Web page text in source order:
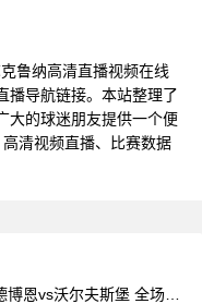
鲁纳高清直播视频在线
播导航链接。本站整理了
大的球迷朋友提供一个便
清视频直播、比赛数据
恩vs沃尔夫斯堡 全场录